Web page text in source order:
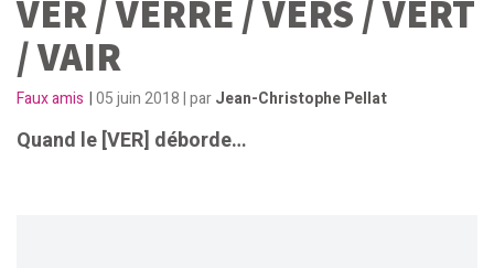
VER / VERRE / VERS / VERT
/ VAIR
Faux amis |05 juin 2018 | parJean-Christophe Pellat
Quand le [VER] déborde…